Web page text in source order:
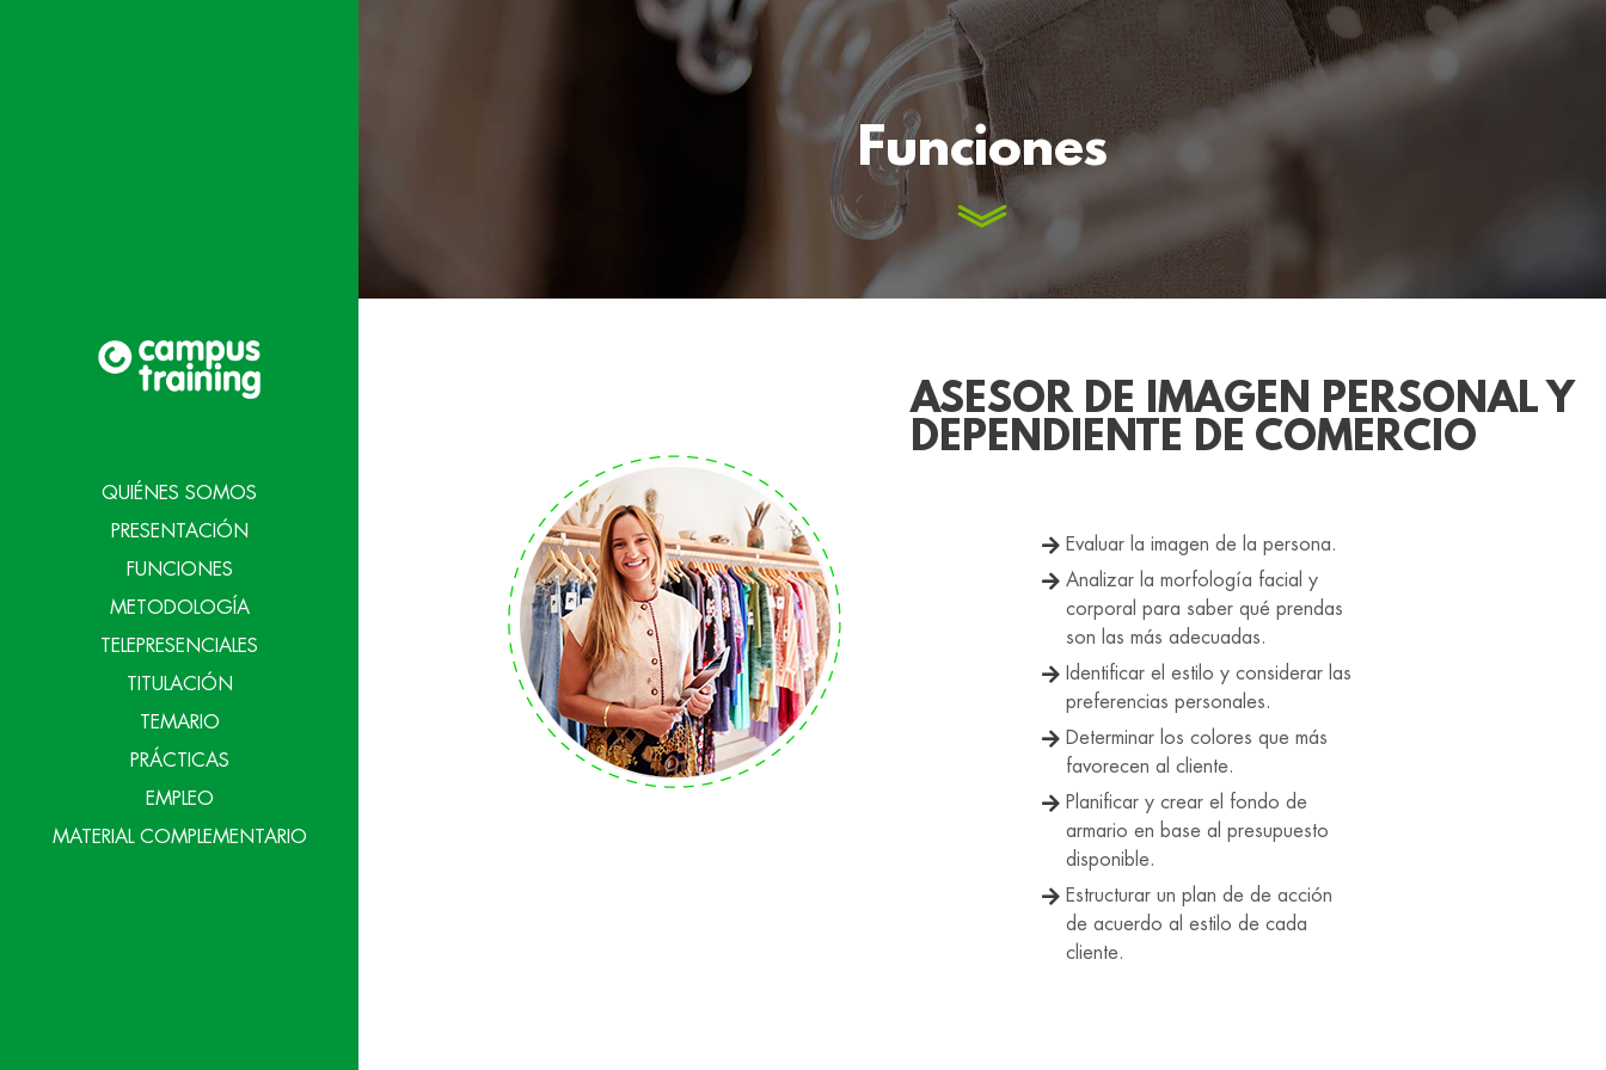
QUIÉNES SOMOS
PRESENTACIÓN
FUNCIONES
METODOLOGÍA
TELEPRESENCIALES
TITULACIÓN
TEMARIO
PRÁCTICAS
EMPLEO
MATERIAL COMPLEMENTARIO
Funciones
ASESOR DE IMAGEN PERSONAL Y
DEPENDIENTE DE COMERCIO
Evaluar la imagen de la persona.
Analizar la morfología facial y
corporal para saber qué prendas
son las más adecuadas.
Identificar el estilo y considerar las
preferencias personales.
Determinar los colores que más
favorecen al cliente.
Planificar y crear el fondo de
armario en base al presupuesto
disponible.
Estructurar un plan de de acción
de acuerdo al estilo de cada
cliente.